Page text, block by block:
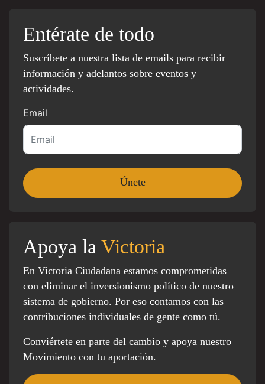
Entérate de todo
Suscríbete a nuestra lista de emails para recibir
información y adelantos sobre eventos y
actividades.
Email
Apoya la Victoria
En Victoria Ciudadana estamos comprometidas
con eliminar el inversionismo político de nuestro
sistema de gobierno. Por eso contamos con las
contribuciones individuales de gente como tú.
Conviértete en parte del cambio y apoya nuestro
Movimiento con tu aportación.